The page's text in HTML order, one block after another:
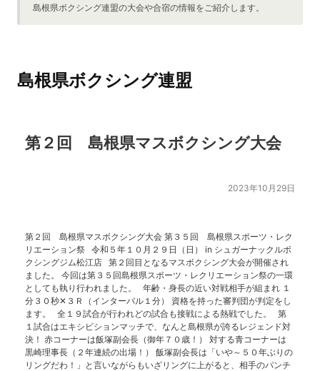
島根県ボクシング連盟の大会や合宿の情報をご紹介します。
島根県ボクシング連盟
第２回 島根県マスボクシング大会
2023年10月29日
第２回 島根県マスボクシング大会 第３５回 島根県スポーツ・レク
リエーション祭 令和５年１０月２９日（日） in シュガーナックルボ
クシングジム松江店 第２回目となるマスボクシング大会が開催され
ました。 今回は第３５回島根県スポーツ・レクリエーション祭の一環
としても執り行われました。 年齢・身長の近い対戦相手が組まれ １
分３０秒✕３Ｒ（インターバル１分） 資格を持った審判団が判定をし
ます。 全１９試合が行われどの試合も接戦による熱戦でした。 第
１試合はエキシビションマッチで、なんと島根県が誇るレジェンド対
決！ 赤コーナーは飯塚副会長（御年７０歳！） 対する青コーナーは
黒崎理事長（２年連続の出場！） 飯塚副会長は「いや～５０年ぶりの
リングだわ！」と言いながらもいざリングに上がると、相手のパンチ